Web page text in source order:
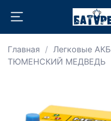
Главная
Легковые АКБ
ТЮМЕНСКИЙ МЕДВЕДЬ